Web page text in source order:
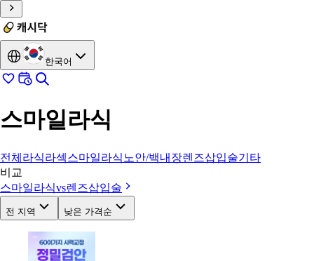
한국어
스마일라식
전체 라식라섹스마일라식 노안/백내장렌즈삽입술기타
비교
스마일라식vs렌즈삽입술
전 지역 낮은 가격순